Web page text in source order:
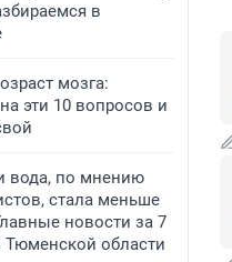
в
мозга:
эти 10 вопросов и
вода, по мнению
стала меньше
новости за 7
Тюменской области